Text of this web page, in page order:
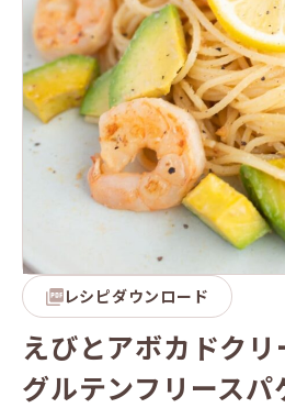
レシピダウンロード
えびとアボカドク
グルテンフリースパ